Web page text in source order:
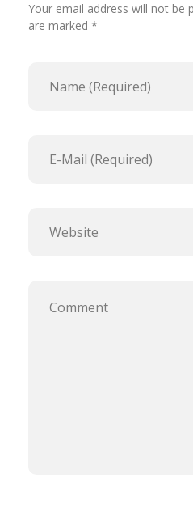
Your email address will not be
are marked *